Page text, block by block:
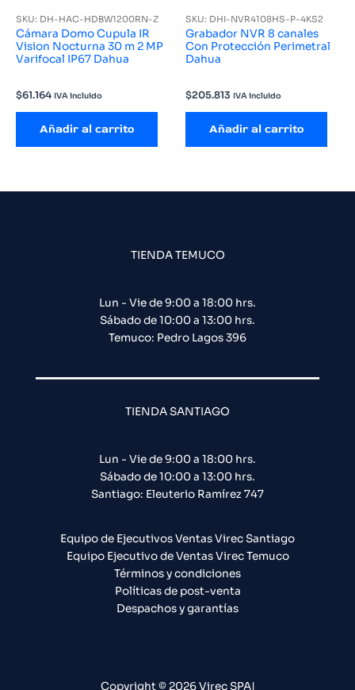
SKU: DH-HAC-HDBW1200RN-Z
Cámara Domo Cupula IR
Vision Nocturna 30 m 2 MP
Varifocal IP67 Dahua
$61.164 IVA incluido
Añadir al carrito
SKU: DHI-NVR4108HS-P-4KS2
Grabador NVR 8 canales
Con Protección Perimetral
Dahua
$205.813 IVA incluido
Añadir al carrito
TIENDA TEMUCO
Lun - Vie de 9:00 a 18:00 hrs.
Sábado de 10:00 a 13:00 hrs.
Temuco: Pedro Lagos 396
TIENDA SANTIAGO
Lun - Vie de 9:00 a 18:00 hrs.
Sábado de 10:00 a 13:00 hrs.
Santiago: Eleuterio Ramírez 747​
Equipo de Ejecutivos Ventas Virec Santiago
Equipo Ejecutivo de Ventas Virec Temuco
Términos y condiciones
Políticas de post-venta
Despachos y garantías
Copyright © 2026 Virec SPA|